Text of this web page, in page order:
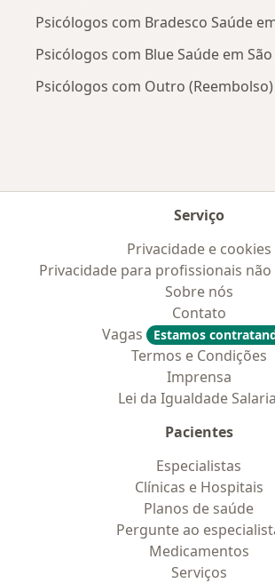
Psicólogos com Bradesco Saúde
Psicólogos com Blue Saúde em
Psicólogos com Outro
Serviço
Privacidade e cookies
Privacidade para profissionais
Sobre nós
Contato
Vagas
Estamos
Termos e Condições
Imprensa
Lei da Igualdade
Pacientes
Especialistas
Clínicas e Hospitais
Planos de saúde
Pergunte ao
Medicamentos
Serviços